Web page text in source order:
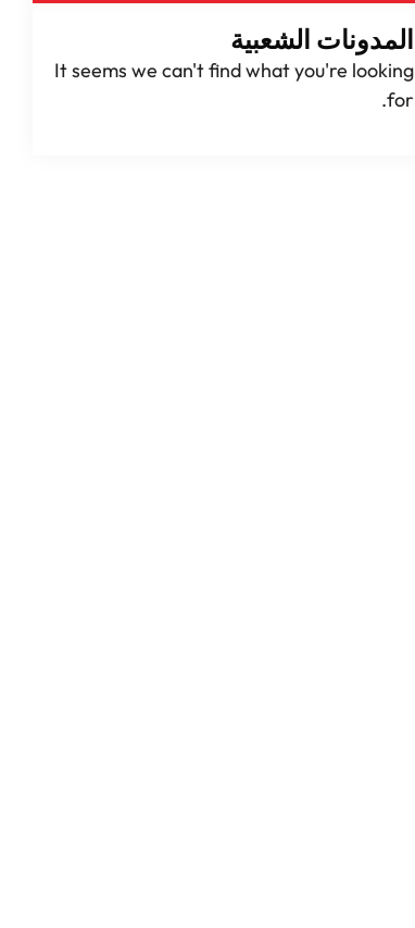
المدونات الشعبية
It seems we can't find what you're looking
for
.